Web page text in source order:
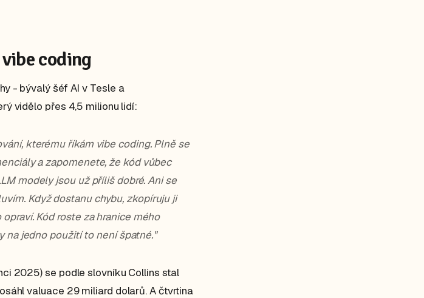
coding
- bývalý šéf AI v Tesle a
vidělo přes 4,5 milionu lidí:
kterému říkám vibe coding. Plně se
a zapomenete, že kód vůbec
modely jsou už příliš dobré. Ani se
Když dostanu chybu, zkopíruju ji
Kód roste za hranice mého
na jedno použití to není špatné."
2025) se podle slovníku Collins stal
valuace 29 miliard dolarů. A čtvrtina